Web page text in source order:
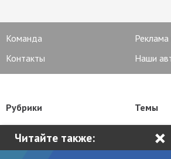
Читайте также: ×
Команда
Реклама
Контакты
Наши
Рубрики
Новости
Статьи
Темы
Авто с
Тюнинг